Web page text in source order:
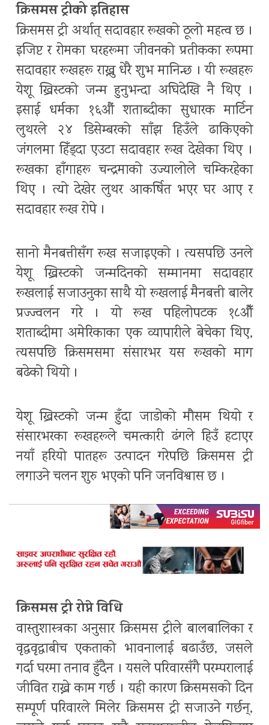
क्रिसमस ट्रीको इतिहास
क्रिसमस ट्री अर्थात् सदावहार रूखको ठूलो महत्व छ ।
इजिप्ट र रोमका घरहरूमा जीवनको प्रतीकका रूपमा
सदावहार रूखहरू राख्नु धेरै शुभ मानिन्छ । यी रूखहरू
येशू ख्रिस्टको जन्म हुनुभन्दा अघिदेखि नै थिए ।
इसाई धर्मका १६औं शताब्दीका सुधारक मार्टिन
लुथरले २४ डिसेम्बरको साँझ हिउँले ढाकिएको
जंगलमा हिँड्दा एउटा सदावहार रूख देखेका थिए ।
रूखका हाँगाहरू चन्द्रमाको उज्यालोले चम्किरहेका
थिए । त्यो देखेर लुथर आकर्षित भएर घर आए र
सदावहार रूख रोपे ।
सानो मैनबत्तीसँग रूख सजाइएको । त्यसपछि उनले
येशू ख्रिस्टको जन्मदिनको सम्मानमा सदावहार
रूखलाई सजाउनुका साथै यो रूखलाई मैनबत्ती बालेर
प्रज्ज्वलन गरे । यो रूख पहिलोपटक १८औँ
शताब्दीमा अमेरिकाका एक व्यापारीले बेचेका थिए,
त्यसपछि क्रिसमसमा संसारभर यस रूखको माग
बढेको थियो ।
येशू ख्रिस्टको जन्म हुँदा जाडोको मौसम थियो र
संसारभरका रूखहरूले चमत्कारी ढंगले हिउँ हटाएर
नयाँ हरियो पातहरू उत्पादन गरेपछि क्रिसमस ट्री
लगाउने चलन शुरु भएको पनि जनविश्वास छ ।
क्रिसमस ट्री रोप्ने विधि
वास्तुशास्त्रका अनुसार क्रिसमस ट्रीले बालबालिका र
वृद्धवृद्धाबीच एकताको भावनालाई बढाउँछ, जसले
गर्दा घरमा तनाव हुँदैन । यसले परिवारसँगै परम्परालाई
जीवित राख्ने काम गर्छ । यही कारण क्रिसमसको दिन
सम्पूर्ण परिवारले मिलेर क्रिसमस ट्री सजाउने गर्छन्,